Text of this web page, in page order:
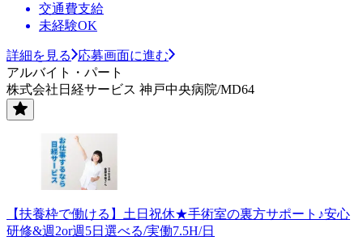
交通費支給
未経験OK
詳細を見る
応募画面に進む
アルバイト・パート
株式会社日経サービス 神戸中央病院/MD64
【扶養枠で働ける】土日祝休★手術室の裏方サポート♪安心
研修&週2or週5日選べる/実働7.5H/日